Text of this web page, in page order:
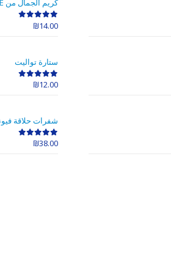
كريم الجمال من DOVE
0
out of 5
₪14.00
ستارة تواليت
0
out of 5
₪12.00
شفرات حلاقة
0
out of 5
₪38.00